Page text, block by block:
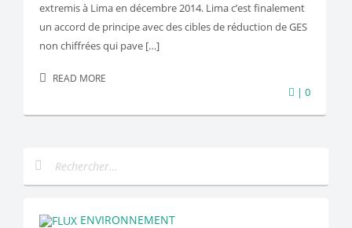
extremis à Lima en décembre 2014. Lima c’est finalement
un accord de principe avec des cibles de réduction de GES
non chiffrées qui pave […]
READ MORE
| 0
ENVIRONNEMENT